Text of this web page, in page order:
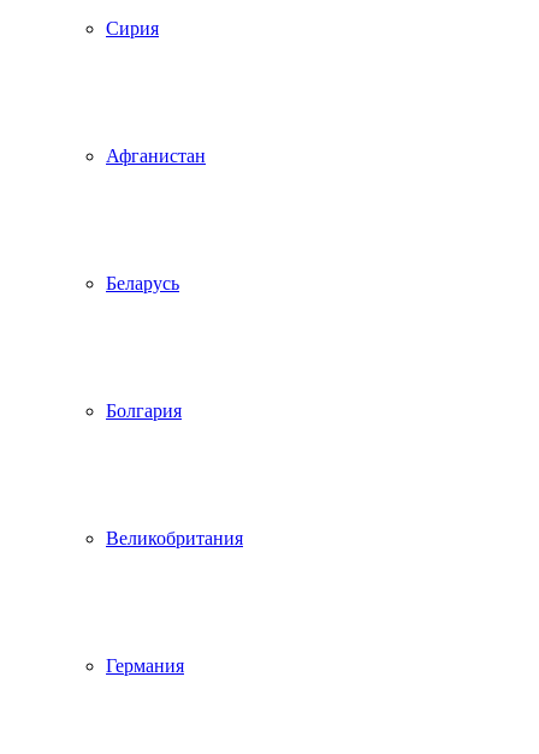
Сирия
Афганистан
Беларусь
Болгария
Великобритания
Германия